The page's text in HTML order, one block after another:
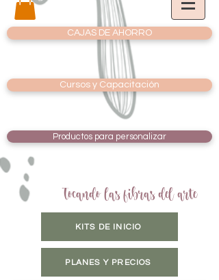
CAJAS DE AHORRO
Cursos y Capacitación
Productos para personalizar
Tocando las fibras del arte
KITS DE INICIO
PLANES Y PRECIOS